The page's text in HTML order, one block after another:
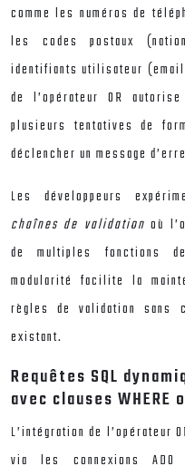
comme les numéros de
les codes postaux
identifiants utilisateur
de l’opérateur OR
plusieurs tentatives de
déclencher un message
Les développeurs
chaînes de validation où
de multiples fonctions
modularité facilite la
règles de validation sans
existant.
Requêtes SQL
avec clauses WHERE
L’intégration de l’opérateur
via les connexions